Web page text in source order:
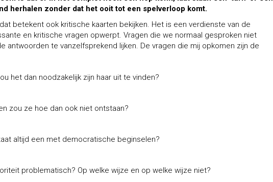
herhalen zonder dat het ooit tot een spelverloop komt.
betekent ook kritische kaarten bekijken. Het is een verdienste van de
en kritische vragen opwerpt. Vragen die we normaal gesproken niet
antwoorden te vanzelfsprekend lijken. De vragen die mij opkomen zijn de
het dan noodzakelijk zijn haar uit te vinden?
zou ze hoe dan ook niet ontstaan?
altijd een met democratische beginselen?
problematisch? Op welke wijze en op welke wijze niet?